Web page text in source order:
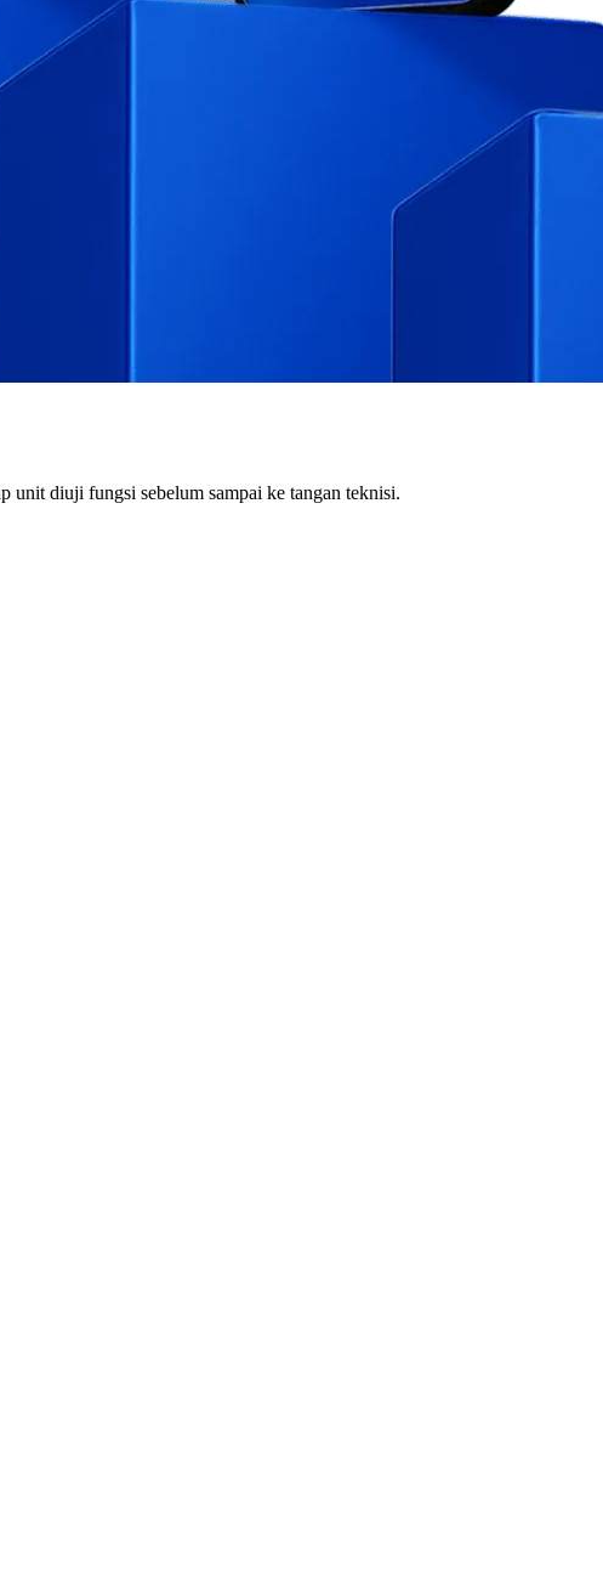
diuji fungsi sebelum sampai ke tangan teknisi.